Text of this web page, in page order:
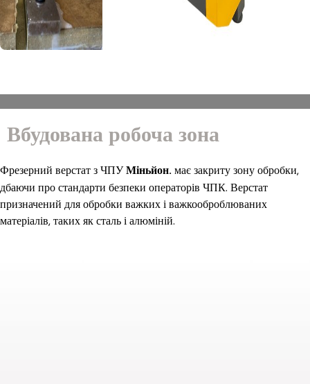
Вбудована робоча зона
Фрезерний верстат з ЧПУМіньйон. має закриту зону обробки,
дбаючи про стандарти безпеки операторів ЧПК. Верстат
призначений для обробки важких і важкооброблюваних
матеріалів, таких як сталь і алюміній.